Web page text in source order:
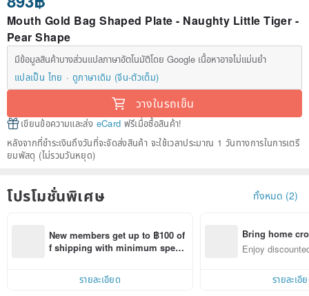
Mouth Gold Bag Shaped Plate - Naughty Little Tiger -
Pear Shape
มีข้อมูลสินค้าบางส่วนแปลภาษาอัตโนมัติโดย Google เนื้อหาอาจไม่แม่นยำ
แปลเป็น ไทย
ดูภาษาเดิม (จีน-ตัวเต็ม)
วางในรถเข็น
เขียนข้อความและส่ง eCard ฟรีเมื่อซื้อสินค้า!
หลังจากที่ชำระเงินถึงวันที่จะจัดส่งสินค้า จะใช้เวลาประมาณ 1 วันทางการในการเตรี
ยมพัสดุ (ไม่รวมวันหยุด)
โปรโมชั่นพิเศษ ทั้งหมด (2)
New members get up to ฿100 of
f shipping with minimum spen
within 7 days!
รายละเอียด
Bring home
n with ease
Enjoy
รายละเอี